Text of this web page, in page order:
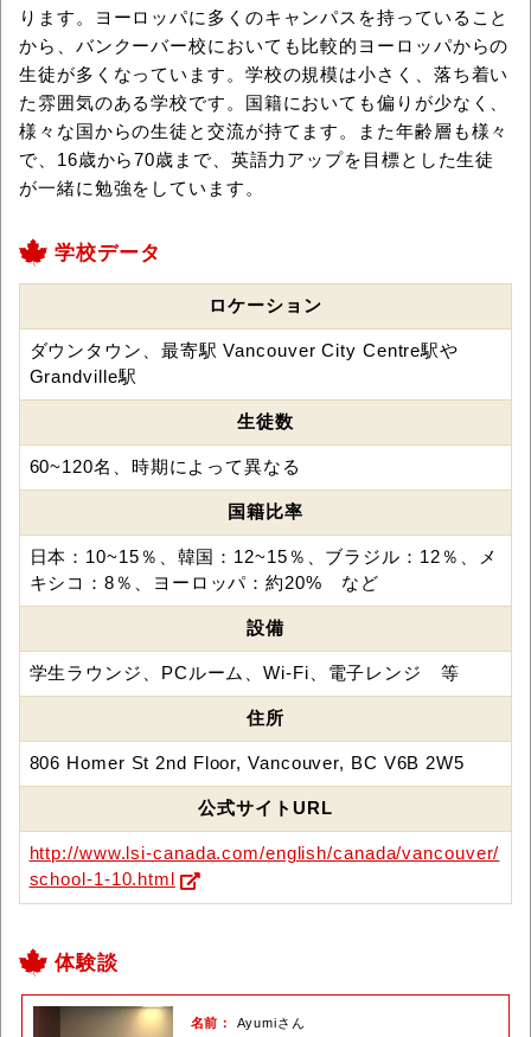
ります。ヨーロッパに多くのキャンパスを持っていること
から、バンクーバー校においても比較的ヨーロッパからの
生徒が多くなっています。学校の規模は小さく、落ち着い
た雰囲気のある学校です。国籍においても偏りが少なく、
様々な国からの生徒と交流が持てます。また年齢層も様々
で、16歳から70歳まで、英語力アップを目標とした生徒
が一緒に勉強をしています。
学校データ
ロケーション
ダウンタウン、最寄駅 Vancouver City Centre駅や
Grandville駅
生徒数
60~120名、時期によって異なる
国籍比率
日本：10~15％、韓国：12~15％、ブラジル：12％、メ
キシコ：8％、ヨーロッパ：約20% など
設備
学生ラウンジ、PCルーム、Wi-Fi、電子レンジ 等
住所
806 Homer St 2nd Floor, Vancouver, BC V6B 2W5
公式サイトURL
http://www.lsi-canada.com/english/canada/vancouver/
school-1-10.html
体験談
名前 Ayumiさん